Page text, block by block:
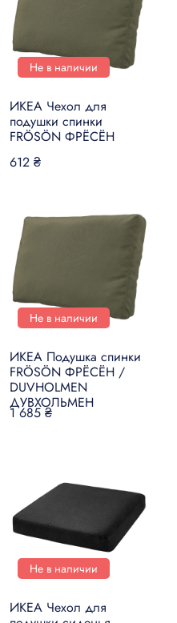
Не в наличии
ИКЕА Чехол для
подушки спинки
FRÖSÖN ФРЁСЁН
612 ₴
Не в наличии
ИКЕА Подушка спинки
FRÖSÖN ФРЁСЁН /
DUVHOLMEN
ДУВХОЛЬМЕН
1 685 ₴
Не в наличии
ИКЕА Чехол для